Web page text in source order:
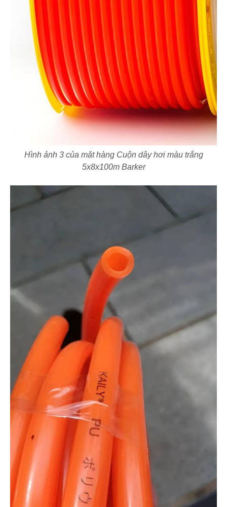
Hình ảnh 3 của mặt hàng Cuộn dây hơi màu trắng
5x8x100m Barker